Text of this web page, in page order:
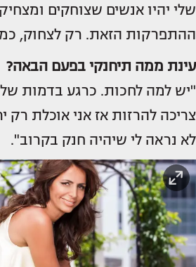
שלי יהיו אנשים שצוחקים
ההתפרקות הזאת. רק לצחוק,
עינת ממה תיחנקי בפעם הבאה?
"יש למה לחכות. כרגע בדמות של
צריכה להרזות אז אני אוכלת רק
לא נראה לי שיהיה חנק בקרוב".